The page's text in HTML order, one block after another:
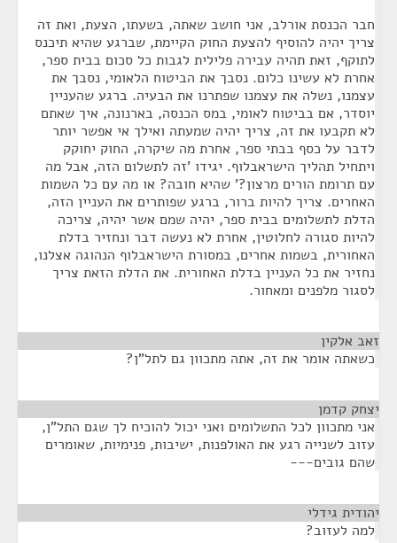
חבר הכנסת אורלב, אני חושב שאתה, בשעתו, הצעת, ואת זה
צריך יהיה להוסיף להצעת החוק הקיימת, שברגע שהיא תיכנס
לתוקף, זאת תהיה עבירה פלילית לגבות כל סכום בבית ספר,
אחרת לא עשינו כלום. נסבך את הביטוח הלאומי, נסבך את
עצמנו, נשלה את עצמנו שפתרנו את הבעיה. ברגע שהעניין
יוסדר, אם בביטוח לאומי, במס הכנסה, בארנונה, איך שאתם
לא תקבעו את זה, צריך יהיה שמעתה ואילך אי אפשר יותר
לדבר על כסף בבתי ספר, אחרת מה שיקרה, החוק יחוקק
ויתחיל תהליך הישראבלוף. יגידו 'זה לתשלום הזה, אבל מה
עם תרומת הורים מרצון?' שהיא חובה? או מה עם כל השמות
האחרים. צריך להיות ברור, ברגע שפותרים את העניין הזה,
הדלת לתשלומים בבית ספר, יהיה שמם אשר יהיה, צריכה
להיות סגורה לחלוטין, אחרת לא נעשה דבר ונחזיר בדלת
האחורית, בשמות אחרים, במסורת הישראבלוף הנהוגה אצלנו,
נחזיר את כל העניין בדלת האחורית. את הדלת הזאת צריך
לסגור מלפנים ומאחור.
זאב אלקין
כשאתה אומר את זה, אתה מתכוון גם לתל"ן?
יצחק קדמן
אני מתכוון לכל התשלומים ואני יכול להוכיח לך שגם התל"ן,
עזוב לשנייה רגע את האולפנות, ישיבות, פנימיות, שאומרים
שהם גובים---
יהודית גידלי
למה לעזוב?